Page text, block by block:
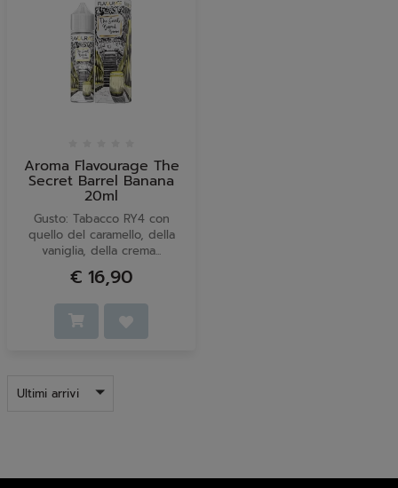
Aroma Flavourage The
Secret Barrel Banana
20ml
Gusto: Tabacco RY4 con
quello del caramello, della
vaniglia, della crema...
€ 16,90
Ultimi arrivi